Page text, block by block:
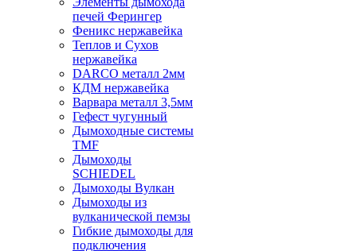
печей Ферингер
Феникс нержавейка
Теплов и Сухов
нержавейка
DARCO металл 2мм
КДМ нержавейка
Варвара металл 3,5мм
Гефест чугунный
Дымоходные системы
TMF
Дымоходы
SCHIEDEL
Дымоходы Вулкан
Дымоходы из
вулканической пемзы
Гибкие дымоходы для
подключения